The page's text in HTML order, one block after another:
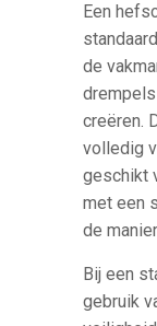
Een
de
creëren.
volledig
geschikt
met een
de
Bij een
gebruik